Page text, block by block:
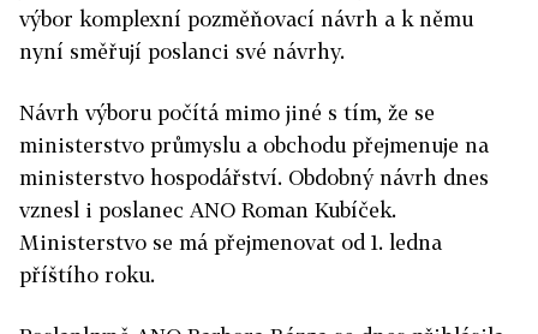
výbor komplexní pozměňovací návrh a k němu
nyní směřují poslanci své návrhy.
Návrh výboru počítá mimo jiné s tím, že se
ministerstvo průmyslu a obchodu přejmenuje na
ministerstvo hospodářství. Obdobný návrh dnes
vznesl i poslanec ANO Roman Kubíček.
Ministerstvo se má přejmenovat od 1. ledna
příštího roku.